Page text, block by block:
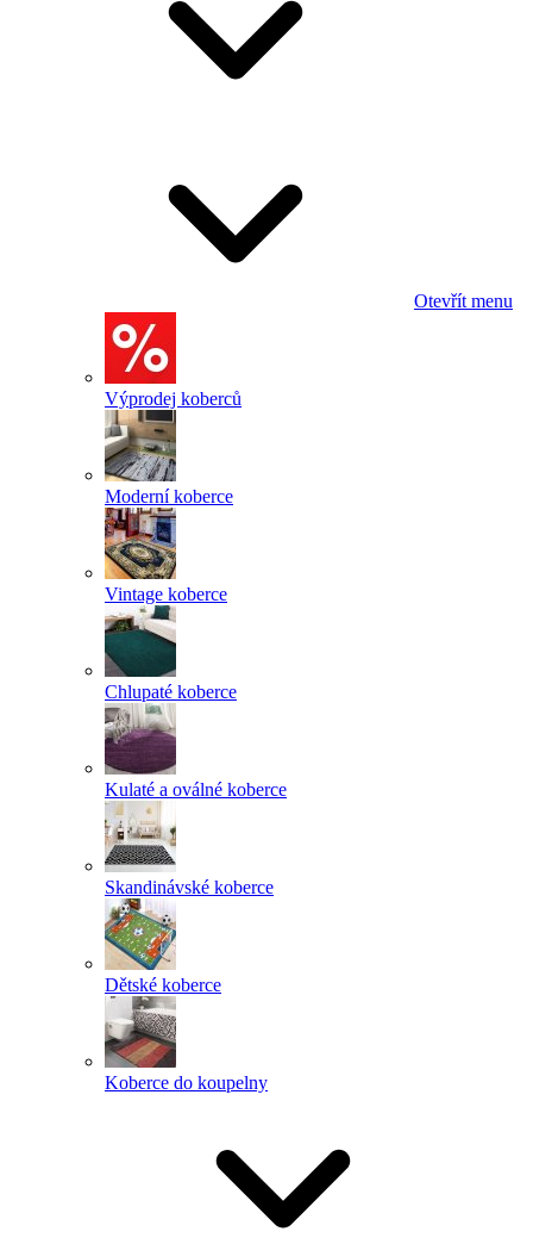
Otevřít menu
Výprodej koberců
Moderní koberce
Vintage koberce
Chlupaté koberce
Kulaté a oválné koberce
Skandinávské koberce
Dětské koberce
Koberce do koupelny